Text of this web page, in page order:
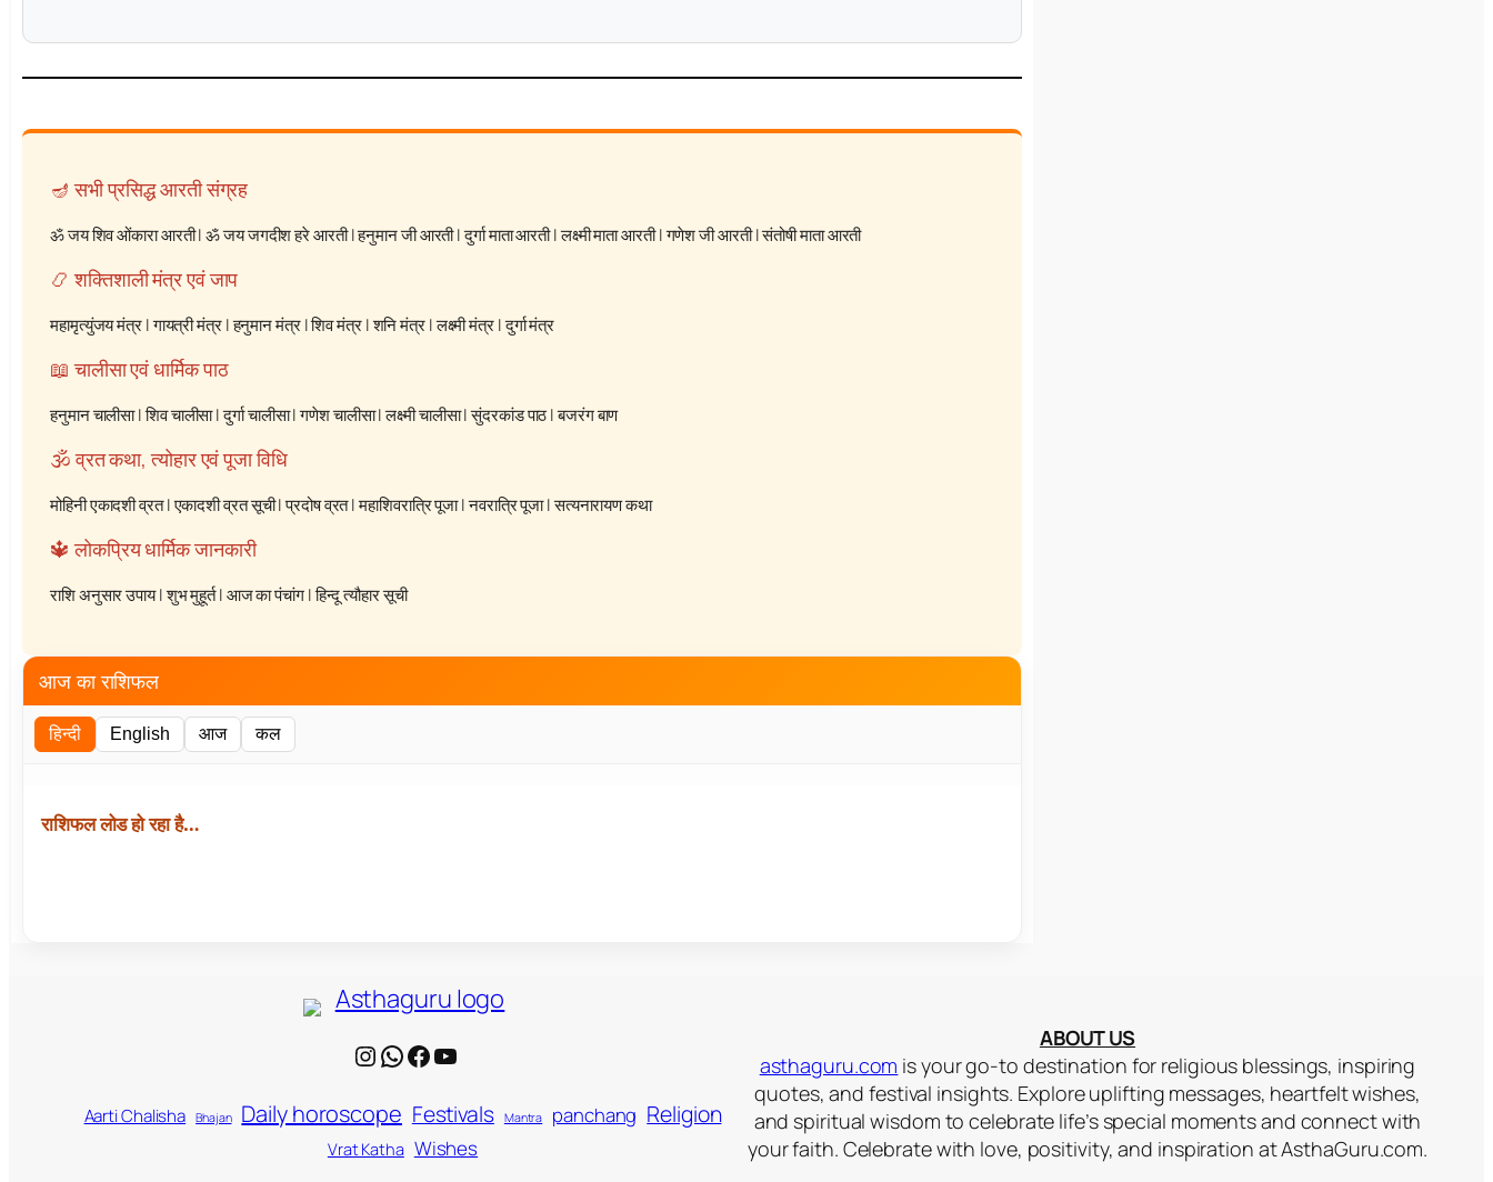
🪔 सभी प्रसिद्ध आरती संग्रह
ॐ जय शिव ओंकारा आरती|ॐ जय जगदीश हरे आरती|हनुमान जी आरती|दुर्गा माता आरती|लक्ष्मी माता आरती|गणेश जी आरती|संतोषी माता आरती
📿 शक्तिशाली मंत्र एवं जाप
महामृत्युंजय मंत्र|गायत्री मंत्र|हनुमान मंत्र|शिव मंत्र|शनि मंत्र|लक्ष्मी मंत्र|दुर्गा मंत्र
📖 चालीसा एवं धार्मिक पाठ
हनुमान चालीसा|शिव चालीसा|दुर्गा चालीसा|गणेश चालीसा|लक्ष्मी चालीसा|सुंदरकांड पाठ|बजरंग बाण
🕉️ व्रत कथा, त्योहार एवं पूजा विधि
मोहिनी एकादशी व्रत|एकादशी व्रत सूची|प्रदोष व्रत|महाशिवरात्रि पूजा|नवरात्रि पूजा|सत्यनारायण कथा
🔱 लोकप्रिय धार्मिक जानकारी
राशि अनुसार उपाय|शुभ मुहूर्त|आज का पंचांग|हिन्दू त्यौहार सूची
आज का राशिफल
हिन्दी English आज कल
राशिफल लोड हो रहा है…
Instagram WhatsApp Facebook YouTube
Aarti Chalisha Bhajan Daily horoscope Festivals Mantra panchang Religion
Vrat Katha Wishes
ABOUT US
asthaguru.com is your go-to destination for religious blessings, inspiring
quotes, and festival insights. Explore uplifting messages, heartfelt wishes,
and spiritual wisdom to celebrate life’s special moments and connect with
your faith. Celebrate with love, positivity, and inspiration at AsthaGuru.com.